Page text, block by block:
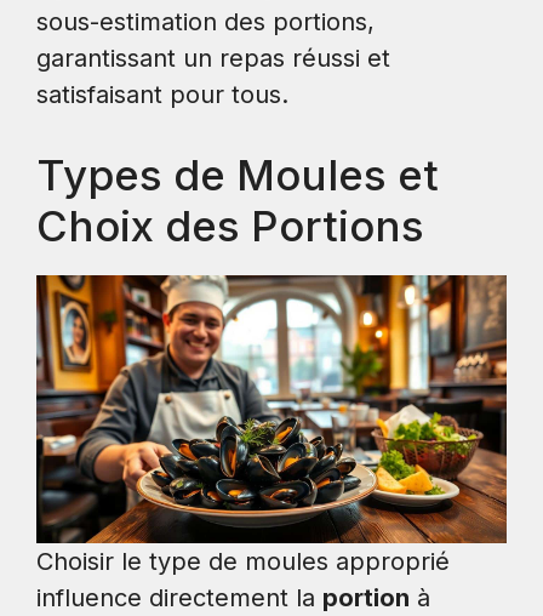
sous-estimation des portions,
garantissant un repas réussi et
satisfaisant pour tous.
Types de Moules et
Choix des Portions
Choisir le type de moules approprié
influence directement la portion à